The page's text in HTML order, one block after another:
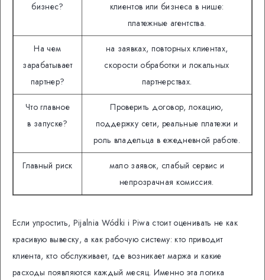
бизнес?
клиентов или бизнеса в нише:
платежные агентства.
На чем
зарабатывает
партнер?
на заявках, повторных клиентах,
скорости обработки и локальных
партнерствах.
Что главное
в запуске?
Проверить договор, локацию,
поддержку сети, реальные платежи и
роль владельца в ежедневной работе.
Главный риск
мало заявок, слабый сервис и
непрозрачная комиссия.
Если упростить, Pijalnia Wódki i Piwa стоит оценивать не как
красивую вывеску, а как рабочую систему: кто приводит
клиента, кто обслуживает, где возникает маржа и какие
расходы появляются каждый месяц. Именно эта логика